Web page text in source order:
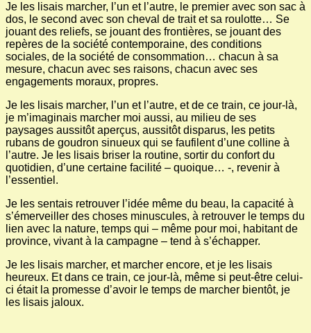
Je les lisais marcher, l’un et l’autre, le premier avec son sac à
dos, le second avec son cheval de trait et sa roulotte… Se
jouant des reliefs, se jouant des frontières, se jouant des
repères de la société contemporaine, des conditions
sociales, de la société de consommation… chacun à sa
mesure, chacun avec ses raisons, chacun avec ses
engagements moraux, propres.
Je les lisais marcher, l’un et l’autre, et de ce train, ce jour-là,
je m’imaginais marcher moi aussi, au milieu de ses
paysages aussitôt aperçus, aussitôt disparus, les petits
rubans de goudron sinueux qui se faufilent d’une colline à
l’autre. Je les lisais briser la routine, sortir du confort du
quotidien, d’une certaine facilité – quoique… -, revenir à
l’essentiel.
Je les sentais retrouver l’idée même du beau, la capacité à
s’émerveiller des choses minuscules, à retrouver le temps du
lien avec la nature, temps qui – même pour moi, habitant de
province, vivant à la campagne – tend à s’échapper.
Je les lisais marcher, et marcher encore, et je les lisais
heureux. Et dans ce train, ce jour-là, même si peut-être celui-
ci était la promesse d’avoir le temps de marcher bientôt, je
les lisais jaloux.